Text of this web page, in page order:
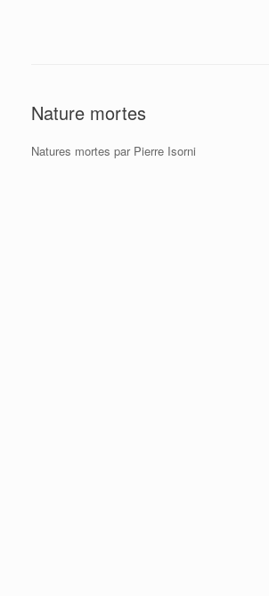
Nature mortes
Natures mortes par Pierre Isorni